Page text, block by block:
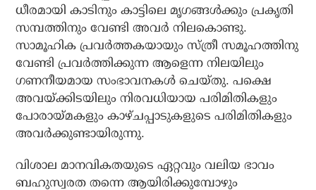
ധീരമായി കാടിനും കാട്ടിലെ മൃഗങ്ങള്‍ക്കും പ്രകൃതി
സമ്പത്തിനും വേണ്ടി അവര്‍ നിലകൊണ്ടു.
സാമൂഹിക പ്രവര്‍ത്തകയായും സ്ത്രീ സമൂഹത്തിനു
വേണ്ടി പ്രവര്‍ത്തിക്കുന്ന ആളെന്ന നിലയിലും
ഗണനീയമായ സംഭാവനകള്‍ ചെയ്തു. പക്ഷെ
അവയ്ക്കിടയിലും നിരവധിയായ പരിമിതികളും
പോരായ്മകളും കാഴ്ചപ്പാടുകളുടെ പരിമിതികളും
അവര്‍ക്കുണ്ടായിരുന്നു.
വിശാല മാനവികതയുടെ ഏറ്റവും വലിയ ഭാവം
ബഹുസ്വരത തന്നെ ആയിരിക്കുമ്പോഴും